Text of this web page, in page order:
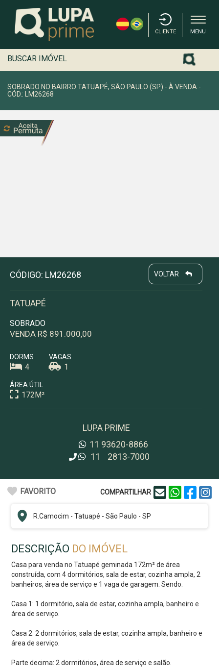
CLIENTE MENU
BUSCAR IMÓVEL
SOBRADO NO BAIRRO TATUAPÉ, SÃO PAULO (SP) - À VENDA -
CÓD.: LM26268
CÓDIGO: LM26268 VOLTAR
TATUAPÉ
SOBRADO
VENDA R$ 891.000,00
DORMS
4
VAGAS
1
ÁREA ÚTIL
172M²
LUPA PRIME
11 93620-8866
11
2813-7000
FAVORITO COMPARTILHAR
R.Camocim -Tatuapé -São Paulo - SP
DESCRIÇÃO DO IMÓVEL
Casa para venda no Tatuapé geminada 172m² de área
construída, com 4 dormitórios, sala de estar, cozinha ampla, 2
banheiros, área de serviço e 1 vaga de garagem. Sendo:
Casa 1: 1 dormitório, sala de estar, cozinha ampla, banheiro e
área de serviço.
Casa 2: 2 dormitórios, sala de estar, cozinha ampla, banheiro e
área de serviço.
Parte decima: 2 dormitórios, área de serviço e salão.